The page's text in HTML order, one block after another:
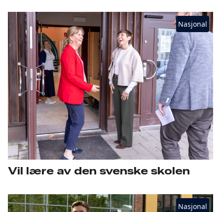
Nasjonal
Vil lære av den svenske skolen
Nasjonal